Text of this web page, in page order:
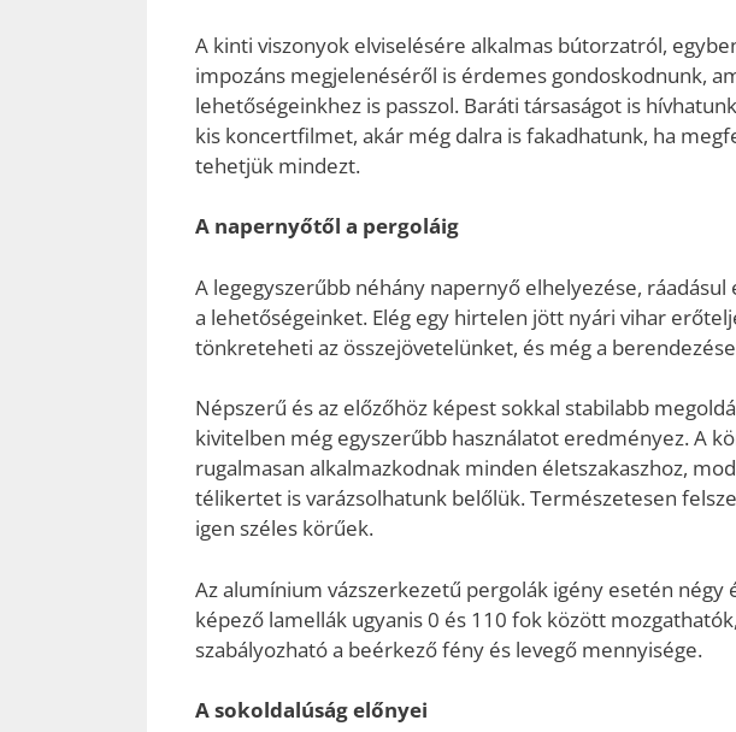
A kinti viszonyok elviselésére alkalmas bútorzatról,
impozáns megjelenéséről is érdemes gondoskodnunk,
lehetőségeinkhez is passzol. Baráti társaságot is
kis koncertfilmet, akár még dalra is fakadhatunk, ha
tehetjük mindezt.
A napernyőtől a pergoláig
A legegyszerűbb néhány napernyő elhelyezése, ráadásul
a lehetőségeinket. Elég egy hirtelen jött nyári vihar
tönkreteheti az összejövetelünket, és még a
Népszerű és az előzőhöz képest sokkal stabilabb
kivitelben még egyszerűbb használatot eredményez. A
rugalmasan alkalmazkodnak minden életszakaszhoz,
télikertet is varázsolhatunk belőlük. Természetesen
igen széles körűek.
Az alumínium vázszerkezetű pergolák igény esetén négy
képező lamellák ugyanis 0 és 110 fok között
szabályozható a beérkező fény és levegő mennyisége.
A sokoldalúság előnyei